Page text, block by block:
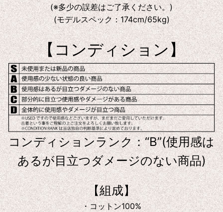
(※多少の誤差はご了承ください。)
(モデルスペック：174cm/65kg)
【コンディション】
コンディションランク：“B”(使用感は
あるが目立つダメージのない商品)
【組成】
・コットン100%